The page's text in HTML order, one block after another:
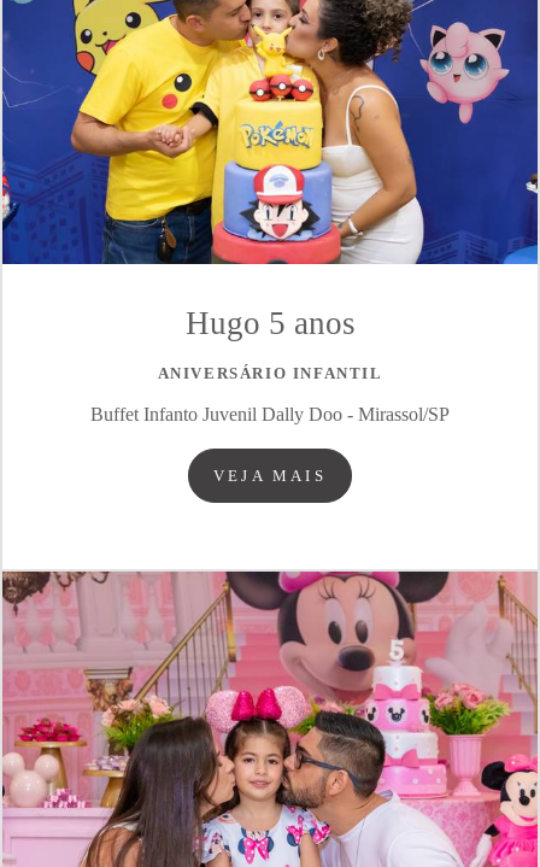
Hugo 5 anos
ANIVERSÁRIO INFANTIL
Buffet Infanto Juvenil Dally Doo - Mirassol/SP
VEJA MAIS